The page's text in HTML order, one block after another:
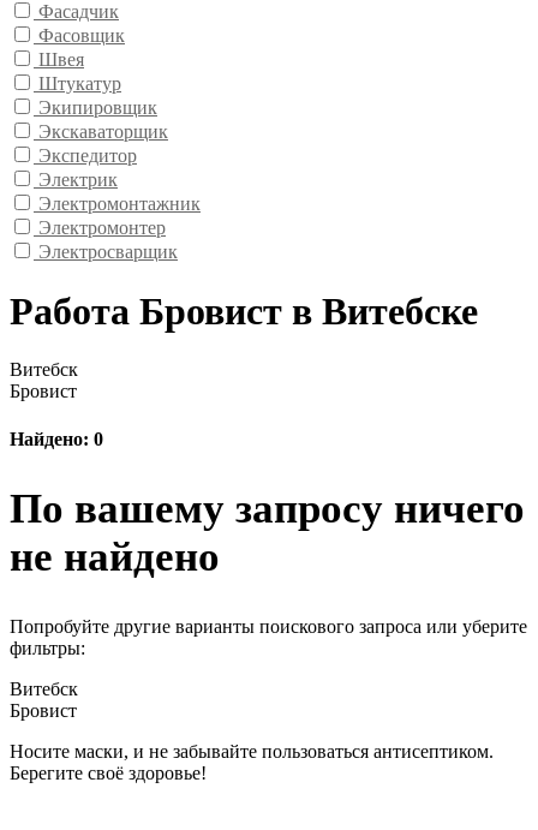
Фасадчик
Фасовщик
Швея
Штукатур
Экипировщик
Экскаваторщик
Экспедитор
Электрик
Электромонтажник
Электромонтер
Электросварщик
Работа Бровист в Витебске
Витебск
Бровист
Найдено: 0
По вашему запросу ничего
не найдено
Попробуйте другие варианты поискового запроса или уберите
фильтры:
Витебск
Бровист
Носите маски, и не забывайте пользоваться антисептиком.
Берегите своё здоровье!